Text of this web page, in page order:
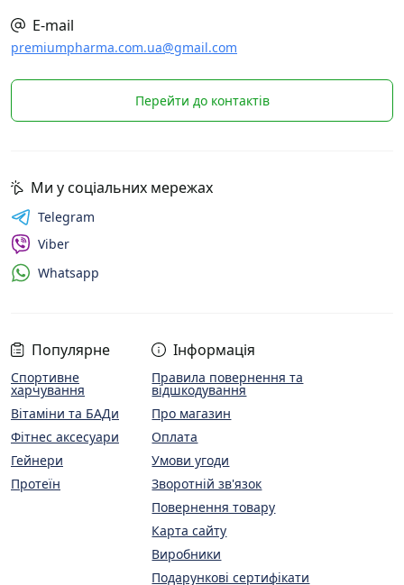
E-mail
premiumpharma.com.ua@gmail.com
Перейти до контактів
Популярне
Спортивне
харчування
Вітаміни та БАДи
Фітнес аксесуари
Гейнери
Протеїн
Інформація
Правила повернення та
відшкодування
Про магазин
Оплата
Умови угоди
Зворотній зв'язок
Повернення товару
Карта сайту
Виробники
Подарункові сертифікати
Ми у соціальних мережах
Telegram
Viber
Whatsapp